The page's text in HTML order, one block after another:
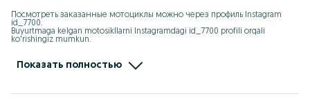
Посмотреть заказанные мотоциклы можно через профиль Instagram
id_7700.
Buyurtmaga kelgan motosikllarni Instagramdagi id_7700 profili orqali
ko'rishingiz mumkun.
t.me/ChineseMotouz
Показать полностью